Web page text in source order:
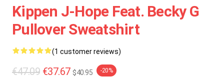
Kippen J-Hope Feat. Becky G
Pullover Sweatshirt
(1 customer reviews)
€47.09 €37.67 $40.95 -20%